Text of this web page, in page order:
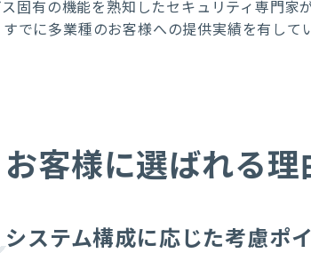
固有の機能を熟知したセキュリティ専門家
でに多業種のお客様への提供実績を有してい
お客様に選ばれる理
システム構成に応じた考慮ポ